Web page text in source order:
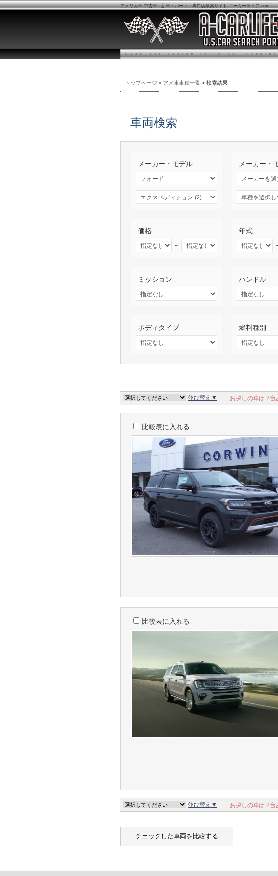
アメリカ車 中古車・新車・パーツ・専門店検索サイト エーカーライフ.com
トップページ > アメ車車種一覧> 検索結果
車両検索
メーカー・モデル メーカー・
価格
～
年式
ミッション ハンドル
ボディタイプ 燃料種別
並び替え▼ お探しの車は 2台
比較表に入れる
比較表に入れる
並び替え▼ お探しの車は 2台
チェックした車両を比較する